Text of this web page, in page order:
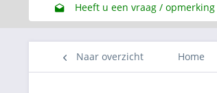
Heeft u een vraag / opmerking
Naar overzicht
Home